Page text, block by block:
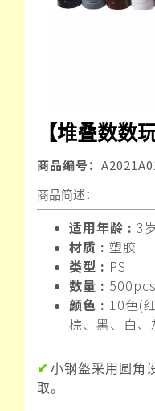
【堆叠数数
商品编号：
商品简述：
适用年龄 : 3
材质 : 塑胶
类型 : PS
数量 : 500pcs
颜色 : 10色(
棕、黑、白、
✔ 小钢盔采用圆角
取。